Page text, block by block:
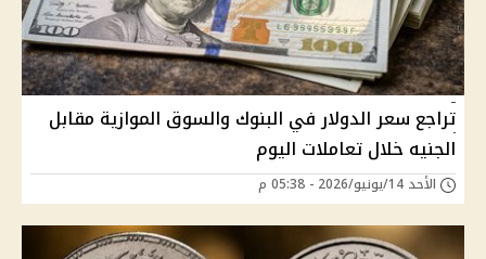
تراجع سعر الدولار في البنوك والسوق الموازية مقابل
الجنيه خلال تعاملات اليوم
الأحد 14/يونيو/2026 - 05:38 م